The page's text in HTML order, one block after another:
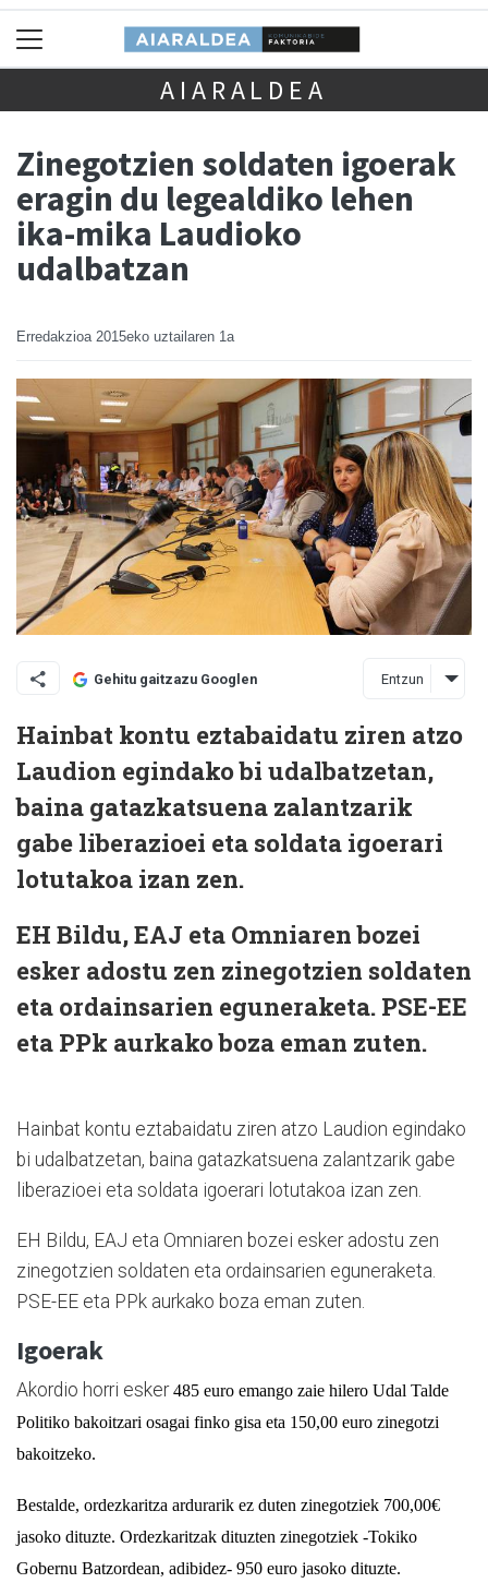
AIARALDEA
Zinegotzien soldaten igoerak
eragin du legealdiko lehen
ika-mika Laudioko
udalbatzan
Erredakzioa 2015eko uztailaren 1a
Gehitu gaitzazu Googlen Entzun
Hainbat kontu eztabaidatu ziren atzo
Laudion egindako bi udalbatzetan,
baina gatazkatsuena zalantzarik
gabe liberazioei eta soldata igoerari
lotutakoa izan zen.
EH Bildu, EAJ eta Omniaren bozei
esker adostu zen zinegotzien soldaten
eta ordainsarien eguneraketa. PSE-EE
eta PPk aurkako boza eman zuten.
Hainbat kontu eztabaidatu ziren atzo Laudion egindako
bi udalbatzetan, baina gatazkatsuena zalantzarik gabe
liberazioei eta soldata igoerari lotutakoa izan zen.
EH Bildu, EAJ eta Omniaren bozei esker adostu zen
zinegotzien soldaten eta ordainsarien eguneraketa.
PSE-EE eta PPk aurkako boza eman zuten.
Igoerak
Akordio horri esker485 euro emango zaie hilero Udal Talde
Politiko bakoitzari osagai finko gisa eta 150,00 euro zinegotzi
bakoitzeko.
Bestalde, ordezkaritza ardurarik ez duten zinegotziek 700,00€
jasoko dituzte. Ordezkaritzak dituzten zinegotziek -Tokiko
Gobernu Batzordean, adibidez- 950 euro jasoko dituzte.